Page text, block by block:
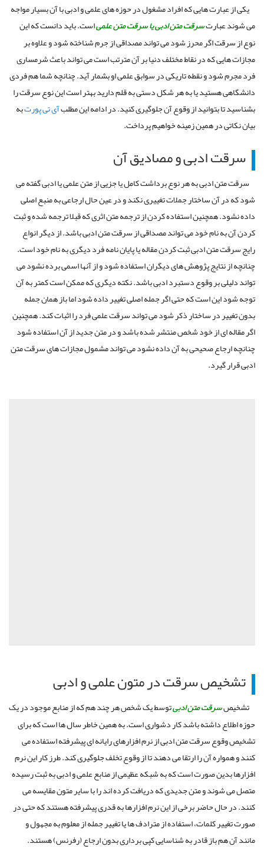
یکی از عبارت هایی که افراد مشغول در حوزه های علمی و ادبی با آن بسیار مواجه
می شوند عبارتسرقت متن ادبی یا سرقت متن علمیاست. باید دانست که این
نوع از سرقت اگر محرز شود می تواند مصداقی از جرم شناخته شود و علاوه بر
مجازات هایی که در نقاط مختلف دنیا بر آن مترتب است می تواند باعث شرمساری
فرد مجرم شود و نقطه تاریکی در سوابق علمی او بشمار آید. چنانچه شما هم فردی
دانشگاهی هستید یا به هر شکل دستی به قلم دارید بهتر است این نوع سرقت را
بشناسید تا بتوانید از وقوع آن جلوگیری کنید. در ادامه این مطلبآی تی پورتبه
بیان نکاتی در همین زمینه خواهیم پرداخت.
سرقت ادبی و مصادیق آن
سرقت متن ادبی به هر نوع برداشت کامل یا جزیی از متن علمی یا ادبی گفته می
شود که در آن ساختار جملات تغییری نکند و در عین حال ارجاعی به منبع اصلی
داده نشود. همچنین استفاده کردن از ترجمه متن اثری که قبلا ترجمه شده و ثبت
کردن آن به نام خود می تواند مصداقی از سرقت متن ادبی باشد. از دیگر انواع
رایج سرقت متن ادبی ثبت کردن مقاله یا پایان نامه فرد دیگری به نام خود است.
چنانچه از نتایج پژوهش های دیگران استفاده شود و از آنها اسمی برده نشود می
تواند دلیلی بر وقوع دستبرد ادبی باشد. نکته دیگری که ممکن است کمتر به آن
توجه شود این است که حتی اگر جمله اصلی تغییر داده شود اما باز همان جمله
بدون تغییر در ساختار ذکر شود می تواند سرقت علمی فرد را اثبات کند. همچنین
اگر مقاله ای از خود شخص منتشر شده باشد و در متن جدید از آن استفاده شود
چنانچه ارجاع صحیحی به آن داده نشود می تواند مشمول مجازات های سرقت متن
ادبی قرار گیرد.
تشخیص سرقت در متون علمی و ادبی
تشخیصسرقت متن ادبیتوسط یک شخص هر چند هم که از منابع موجود در یک
حوزه اطلاع داشته باشد کار دشواری است. به همین خاطر سال ها است که برای
تشخیص وقوع سرقت متن ادبی از نرم افزارهای رایانه ای پیشرفته استفاده می
کنند و همواره آن را ارتقا می دهند تا از وقوع تخلف جلوگیری کند. طرز کار این نرم
افزارها بدین صورت است که به شبکه عظیمی از منابع علمی و ادبی به ثبت رسیده
متصل می شوند و متن جدیدی که دریافت کرده اند را با سایر متون مقایسه می
کنند. در حال حاضر برخی از این نرم افزارها به قدری پیشرفته هستند که حتی در
صورت تغییر کلمات، استفاده از مترادف ها یا تغییر جمله از معلوم به مجهول و
مانند آن هم باز قادر به شناسایی کپی برداری بدون ارجاع (رفرنس) هستند.